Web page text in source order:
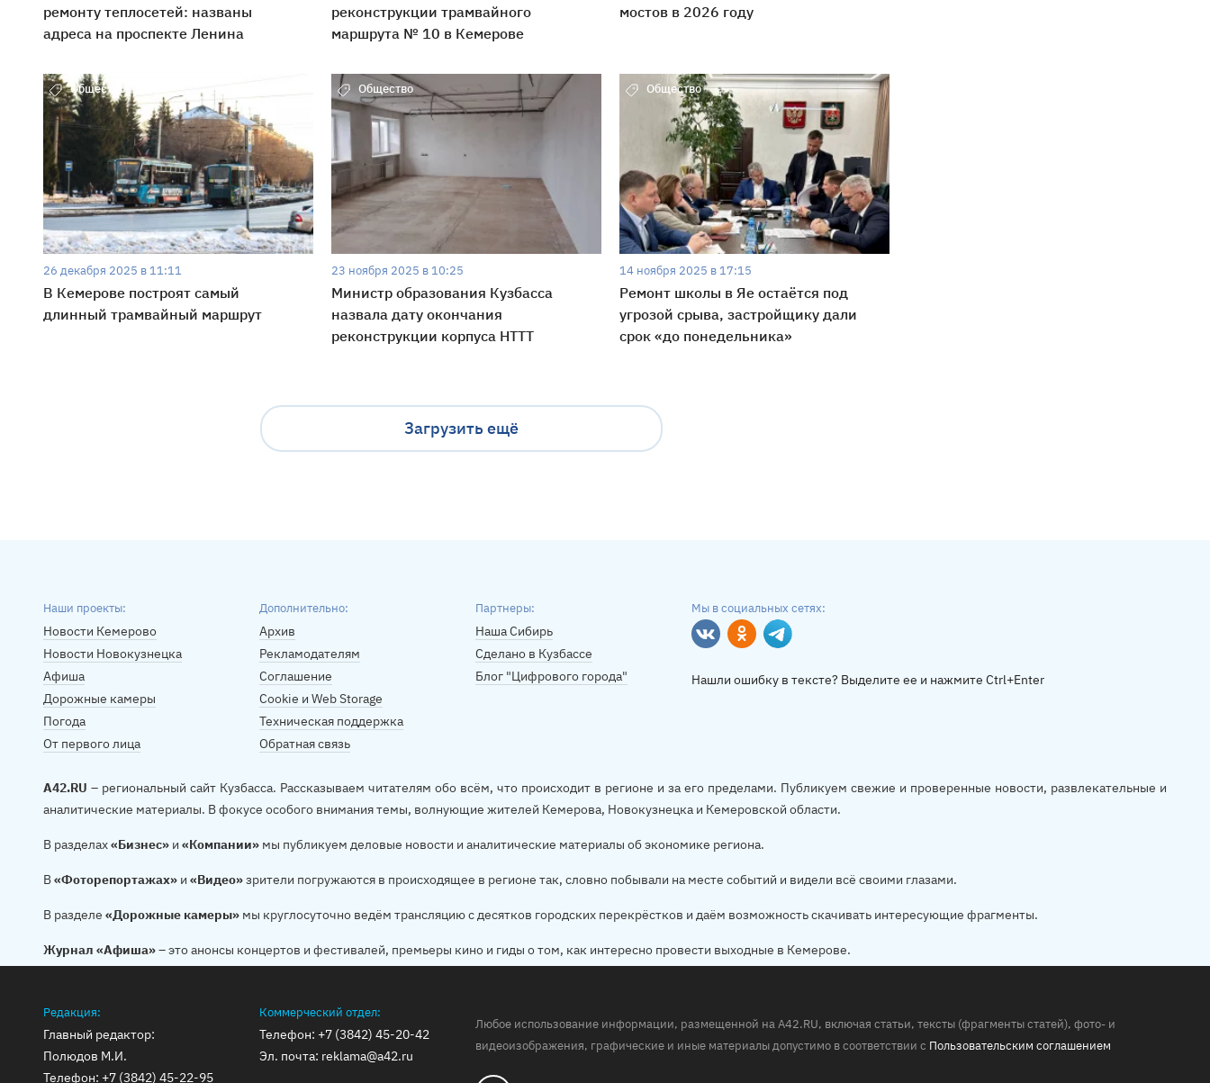
ремонту теплосетей: названы
адреса на проспекте Ленина
реконструкции трамвайного
маршрута № 10 в Кемерове
мостов в 2026 году
Общество
26 декабря 2025 в 11:11
В Кемерове построят самый
длинный трамвайный маршрут
Общество
23 ноября 2025 в 10:25
Министр образования Кузбасса
назвала дату окончания
реконструкции корпуса НТТТ
Общество
14 ноября 2025 в 17:15
Ремонт школы в Яе остаётся под
угрозой срыва, застройщику дали
срок «до понедельника»
Загрузить ещё
Наши проекты:
Новости Кемерово
Новости Новокузнецка
Афиша
Дорожные камеры
Погода
От первого лица
Дополнительно:
Архив
Рекламодателям
Соглашение
Cookie и Web Storage
Техническая поддержка
Обратная связь
Партнеры:
Наша Сибирь
Сделано в Кузбассе
Блог "Цифрового города"
Мы в социальных сетях:
ВконтактеОдноклассники
Telegram
Нашли ошибку в тексте? Выделите ее и нажмите Ctrl+Enter
A42.RU – региональный сайт Кузбасса. Рассказываем читателям обо всём, что происходит в регионе и за его пределами. Публикуем свежие и проверенные новости, развлекательные и
аналитические материалы. В фокусе особого внимания темы, волнующие жителей Кемерова, Новокузнецка и Кемеровской области.
В разделах«Бизнес» и «Компании» мы публикуем деловые новости и аналитические материалы об экономике региона.
В«Фоторепортажах» и «Видео»зрители погружаются в происходящее в регионе так, словно побывали на месте событий и видели всё своими глазами.
В разделе «Дорожные камеры» мы круглосуточно ведём трансляцию с десятков городских перекрёстков и даём возможность скачивать интересующие фрагменты.
Журнал «Афиша»– это анонсы концертов и фестивалей, премьеры кино и гиды о том, как интересно провести выходные в Кемерове.
Редакция:
Главный редактор:
Полюдов М.И.
Телефон: +7 (3842) 45-22-95
Коммерческий отдел:
Телефон: +7 (3842) 45-20-42
Эл. почта: reklama@a42.ru
Любое использование информации, размещенной на A42.RU, включая статьи, тексты (фрагменты статей), фото- и
видеоизображения, графические и иные материалы допустимо в соответствии с Пользовательским соглашением